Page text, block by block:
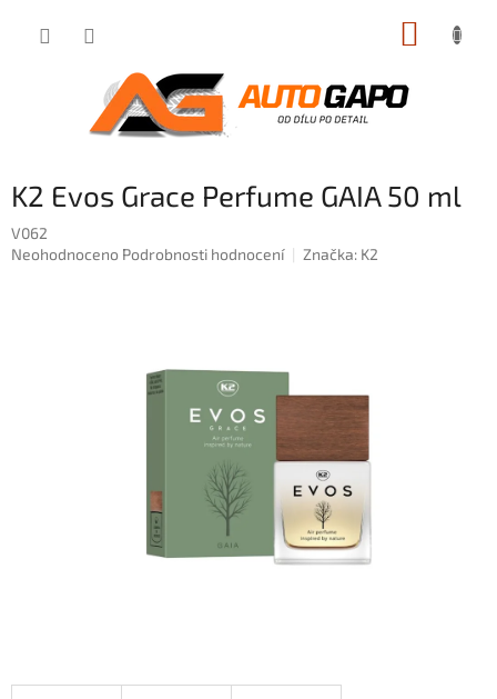
K2 Evos Grace Perfume GAIA 50 ml
V062
Průměrné
Neohodnoceno Podrobnosti hodnocení Značka: K2